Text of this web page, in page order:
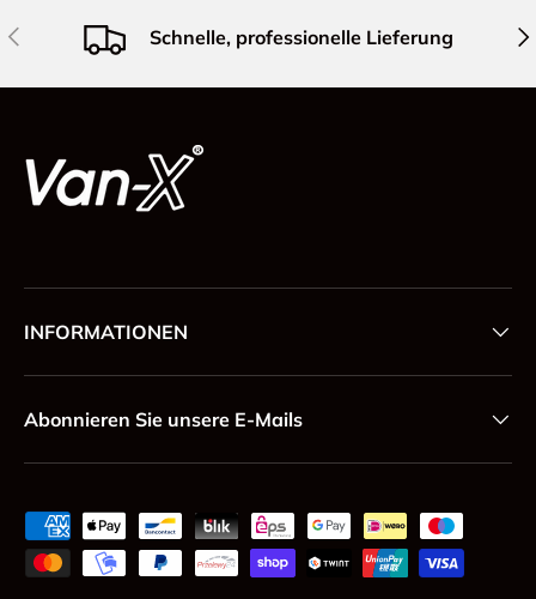
Vorherige Schnelle, professionelle Lieferung
INFORMATIONEN
Abonnieren Sie unsere E-Mails
Zahlungsmethoden